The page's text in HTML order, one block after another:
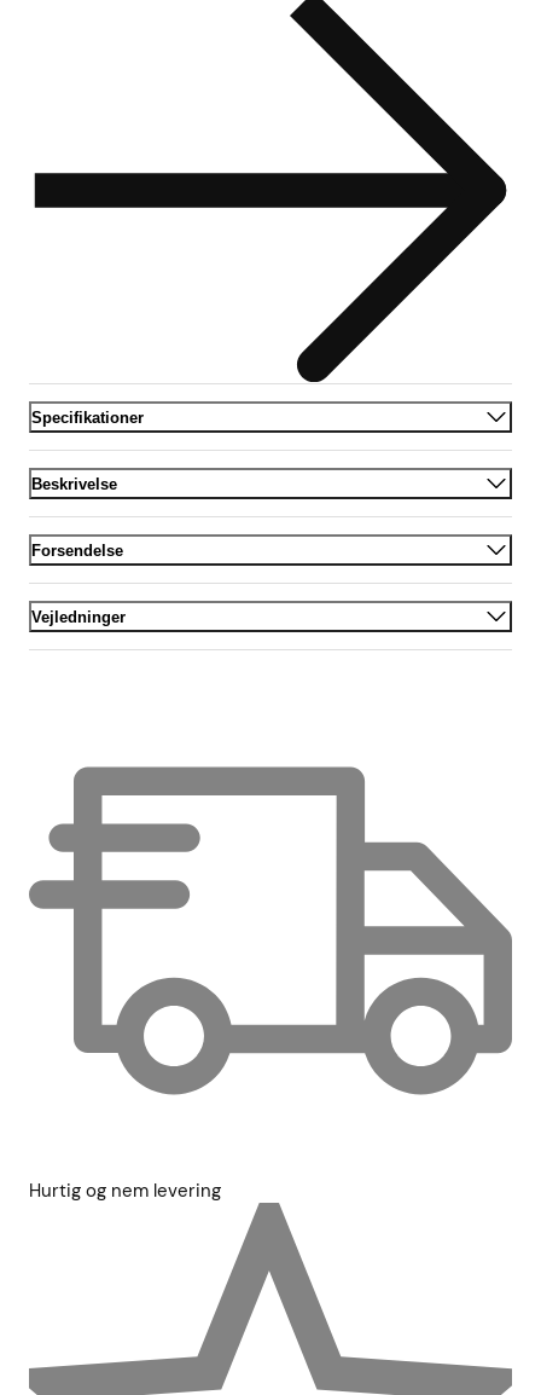
Specifikationer
Beskrivelse
Forsendelse
Vejledninger
Hurtig og nem levering